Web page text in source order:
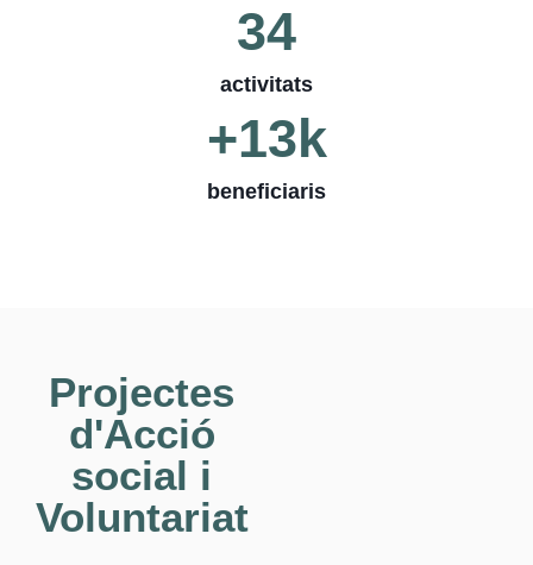
activitats
34
beneficiaris
+13k
Projectes
d'Acció
social i
Voluntariat